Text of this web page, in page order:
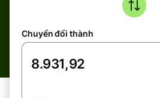
Chuyển đổi thành